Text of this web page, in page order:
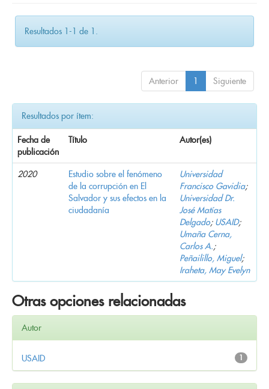
Resultados 1-1 de 1.
Anterior 1 Siguiente
Resultados por ítem:
Fecha de
publicación
Título Autor(es)
2020
Estudio sobre el fenómeno
de la corrupción en El
Salvador y sus efectos en la
ciudadanía
Universidad
Francisco Gavidia;
Universidad Dr.
José Matías
Delgado; USAID;
Umaña Cerna,
Carlos A.;
Peñailillo, Miguel;
Iraheta, May Evelyn
Otras opciones relacionadas
Autor
1
USAID